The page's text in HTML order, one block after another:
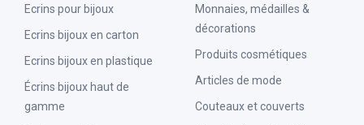
Ecrins pour bijoux
Ecrins bijoux en carton
Ecrins bijoux en plastique
Écrins bijoux haut de
gamme
Monnaies, médailles &
décorations
Produits cosmétiques
Articles de mode
Couteaux et couverts